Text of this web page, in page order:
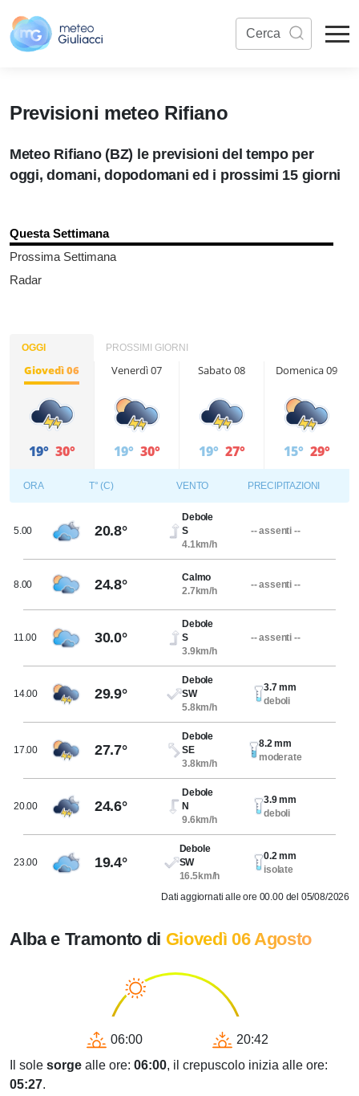
Previsioni meteo Rifiano
Meteo Rifiano (BZ) le previsioni del tempo per
oggi, domani, dopodomani ed i prossimi 15 giorni
Questa Settimana
Prossima Settimana
Radar
OGGI PROSSIMI GIORNI
Giovedì 06
19° 30°
Venerdì 07
19° 30°
Sabato 08
19° 27°
Domenica 09
15° 29°
ORA T° (C) VENTO PRECIPITAZIONI
5.00 20.8°
Debole
S
4.1km/h
-- assenti --
8.00 24.8°
Calmo
2.7km/h
-- assenti --
11.00 30.0°
Debole
S
3.9km/h
-- assenti --
14.00 29.9°
Debole
SW
5.8km/h
3.7 mm
deboli
17.00 27.7°
Debole
SE
3.8km/h
8.2 mm
moderate
20.00 24.6°
Debole
N
9.6km/h
3.9 mm
deboli
23.00 19.4°
Debole
SW
16.5km/h
0.2 mm
isolate
Dati aggiornati alle ore 00.00 del 05/08/2026
Alba e Tramonto di Giovedì 06 Agosto
06:00
20:42
Il sole sorge alle ore: 06:00, il crepuscolo inizia alle ore:
05:27.